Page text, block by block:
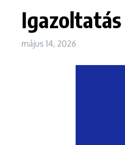
Igazoltatás
május 14, 2026